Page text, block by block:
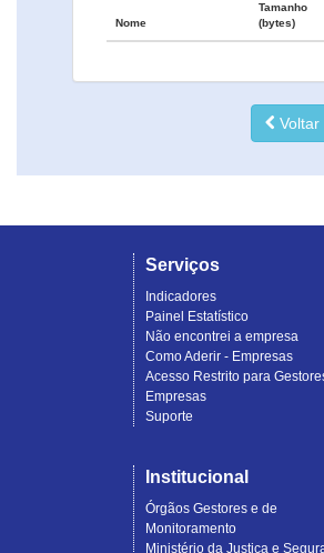
Nome
Tamanho
(bytes)
Voltar
Serviços
Indicadores
Painel Estatístico
Não encontrei a empresa
Como Aderir - Empresas
Acesso Restrito para
Empresas
Suporte
Institucional
Órgãos Gestores e de
Monitoramento
Ministério da Justiça e